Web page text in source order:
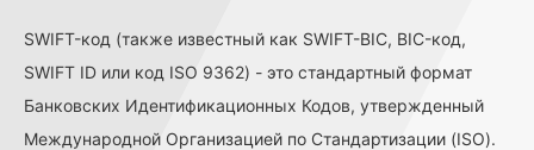
SWIFT-код (также известный как SWIFT-BIC, BIC-код,
SWIFT ID или код ISO 9362) - это стандартный формат
Банковских Идентификационных Кодов, утвержденный
Международной Организацией по Стандартизации (ISO).